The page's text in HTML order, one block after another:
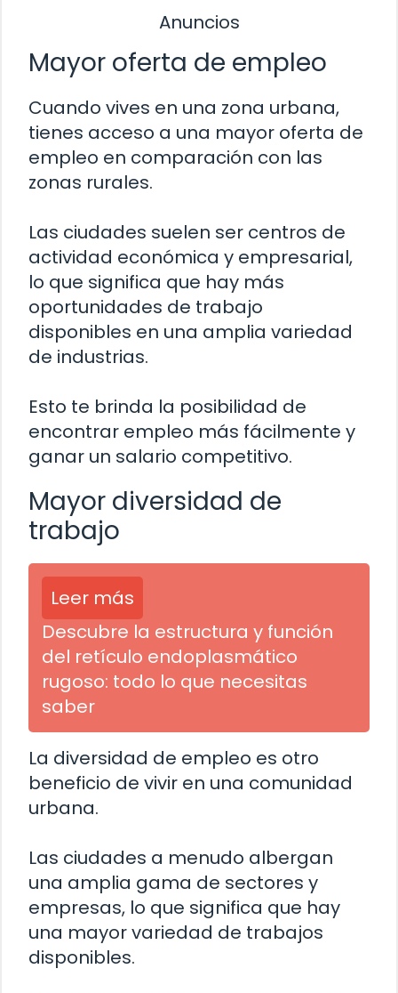
Anuncios
Mayor oferta de empleo
Cuando vives en una zona urbana,
tienes acceso a una mayor oferta de
empleo en comparación con las
zonas rurales.
Las ciudades suelen ser centros de
actividad económica y empresarial,
lo que significa que hay más
oportunidades de trabajo
disponibles en una amplia variedad
de industrias.
Esto te brinda la posibilidad de
encontrar empleo más fácilmente y
ganar un salario competitivo.
Mayor diversidad de
trabajo
Leer más
Descubre la estructura y función
del retículo endoplasmático
rugoso: todo lo que necesitas
saber
La diversidad de empleo es otro
beneficio de vivir en una comunidad
urbana.
Las ciudades a menudo albergan
una amplia gama de sectores y
empresas, lo que significa que hay
una mayor variedad de trabajos
disponibles.